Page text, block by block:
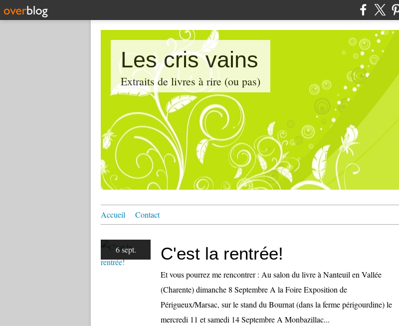
Les cris vains
Extraits de livres à rire (ou pas)
Accueil Contact
6 sept. C'est la rentrée!
Et vous pourrez me rencontrer : Au salon du livre à Nanteuil en Vallée
(Charente) dimanche 8 Septembre A la Foire Exposition de
Périgueux/Marsac, sur le stand du Bournat (dans la ferme périgourdine) le
mercredi 11 et samedi 14 Septembre A Monbazillac...